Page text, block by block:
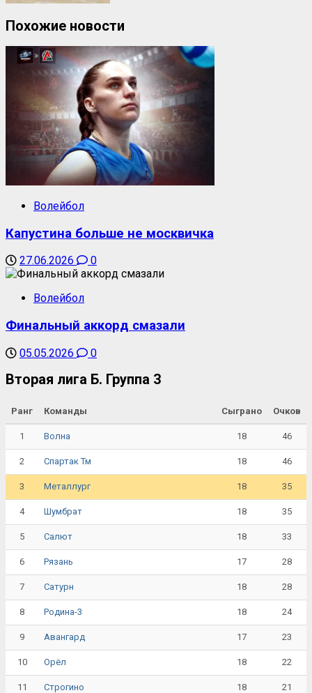
Похожие новости
Волейбол
Капустина больше не москвичка
27.06.2026 0
Волейбол
Финальный аккорд смазали
05.05.2026 0
Вторая лига Б. Группа 3
Ранг Команды Сыграно Очков
1 Волна 18 46
2 Спартак Тм 18 46
3 Металлург 18 35
4 Шумбрат 18 35
5 Салют 18 33
6 Рязань 17 28
7 Сатурн 18 28
8 Родина-3 18 24
9 Авангард 17 23
10 Орёл 18 22
11 Строгино 18 21